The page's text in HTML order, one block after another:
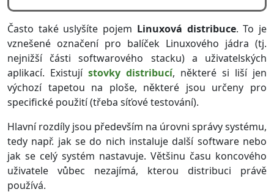
Často také uslyšíte pojem Linuxová distribuce. To je
vznešené označení pro balíček Linuxového jádra (tj.
nejnižší části softwarového stacku) a uživatelských
aplikací. Existují stovky distribucí, některé si liší jen
výchozí tapetou na ploše, některé jsou určeny pro
specifické použití (třeba síťové testování).
Hlavní rozdíly jsou především na úrovni správy systému,
tedy např. jak se do nich instaluje další software nebo
jak se celý systém nastavuje. Většinu času koncového
uživatele vůbec nezajímá, kterou distribuci právě
používá.